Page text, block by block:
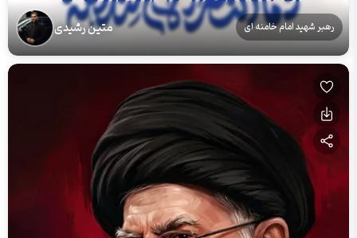
رهبر شهید امام خامنه ای متین رشیدی